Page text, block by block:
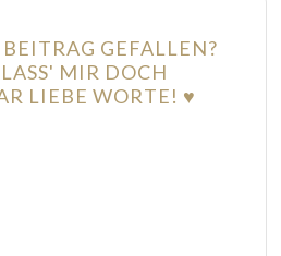
GEFALLEN?
MIR DOCH
LIEBE WORTE! ♥